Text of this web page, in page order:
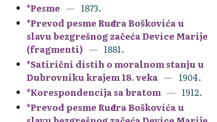
*Pesme
1873.
*Prevod pesme Ruđera Boškovića u
slavu bezgrešnog začeća Device Marije
(fragmenti)
1881.
*Satirični distih o moralnom stanju u
Dubrovniku krajem 18. veka
1904.
*Korespondencija sa bratom
1912.
*Prevod pesme Ruđera Boškovića u